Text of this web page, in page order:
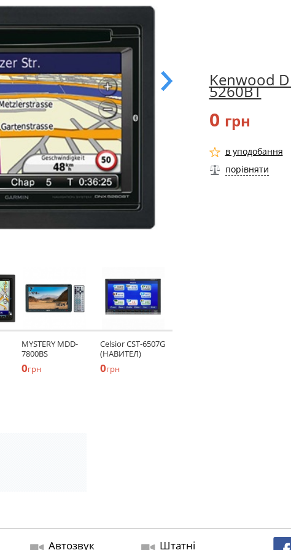
MYSTERY MDD-
7800BS
0грн
Celsior CST-6507G
(НАВИТЕЛ)
0грн
Kenwood
5260BT
0 грн
в уподобання
порівняти
Автозвук Штатні